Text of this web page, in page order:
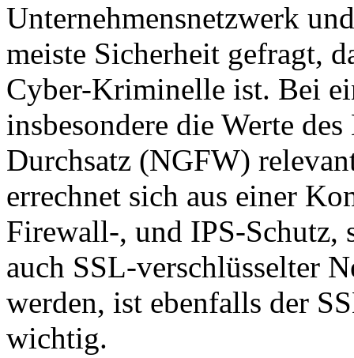
Unternehmensnetzwerk
meiste Sicherheit gefragt,
Cyber-Kriminelle ist. Bei
insbesondere die Werte
Durchsatz (NGFW)
errechnet sich aus einer
Firewall-, und IPS-
auch SSL-verschlüsselter
werden, ist ebenfalls der
wichtig.